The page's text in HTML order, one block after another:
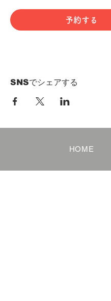
予約する
SNSでシェアする
HOME